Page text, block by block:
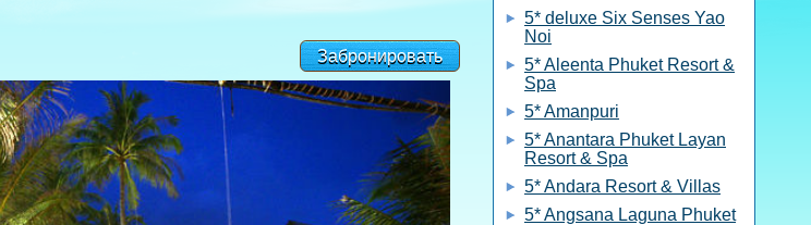
Забронировать
5* deluxe Six Senses Yao
Noi
5* Aleenta Phuket Resort &
Spa
5* Amanpuri
5* Anantara Phuket Layan
Resort & Spa
5* Andara Resort & Villas
5* Angsana Laguna Phuket